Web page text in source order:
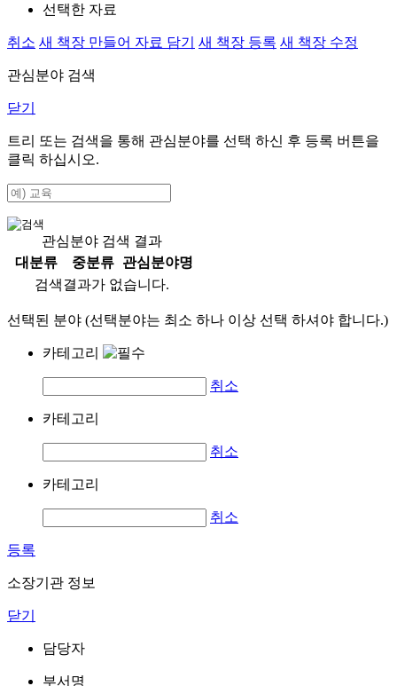
선택한 자료
취소 새 책장 만들어 자료 담기 새 책장 등록 새 책장 수정
관심분야 검색
닫기
트리 또는 검색을 통해 관심분야를 선택 하신 후 등록 버튼을
클릭 하십시오.
관심분야 검색 결과
대분류
중분류
관심분야명
검색결과가 없습니다.
선택된 분야 (선택분야는 최소 하나 이상 선택 하셔야 합니다.)
카테고리
취소
카테고리
취소
카테고리
취소
등록
소장기관 정보
닫기
담당자
부서명